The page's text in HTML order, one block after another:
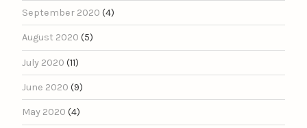
September 2020 (4)
August 2020 (5)
July 2020 (11)
June 2020 (9)
May 2020 (4)